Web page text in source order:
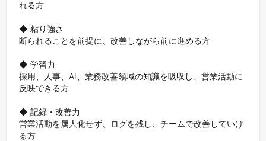
れる方
◆ 粘り強さ
断られることを前提に、改善しながら前に進める方
◆ 学習力
採用、人事、AI、業務改善領域の知識を吸収し、営業活動に
反映できる方
◆ 記録・改善力
営業活動を属人化せず、ログを残し、チームで改善していけ
る方